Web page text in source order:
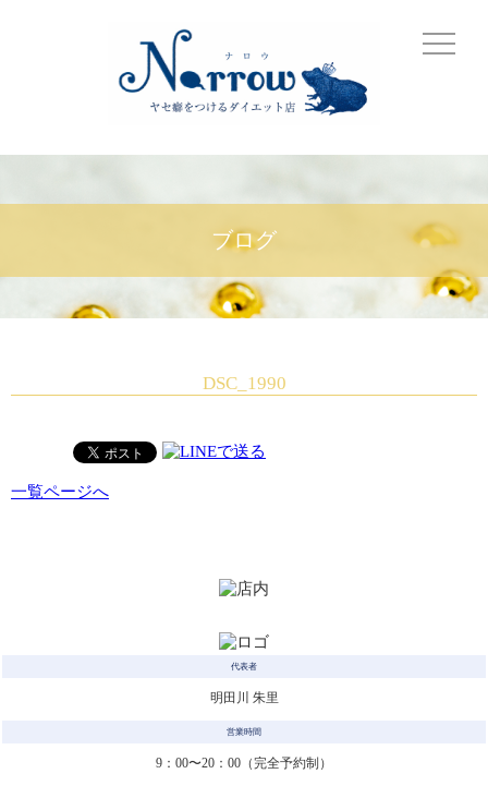
ブログ
DSC_1990
一覧ページへ
代表者
明田川 朱里
営業時間
9：00〜20：00（完全予約制）